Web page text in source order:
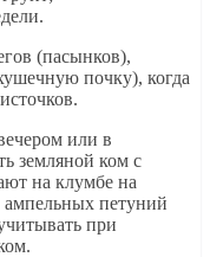
(пасынков),
почку), когда
или в
земляной ком с
на клумбе на
ампельных петуний
при